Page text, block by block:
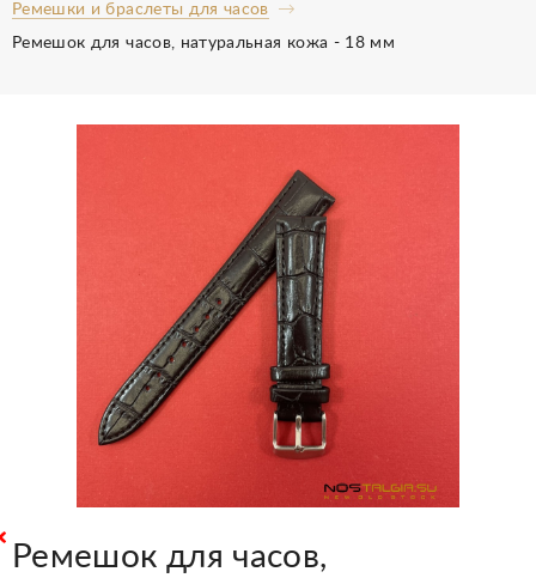
Ремешки и браслеты для часов
Ремешок для часов, натуральная кожа - 18 мм
Ремешок для часов,